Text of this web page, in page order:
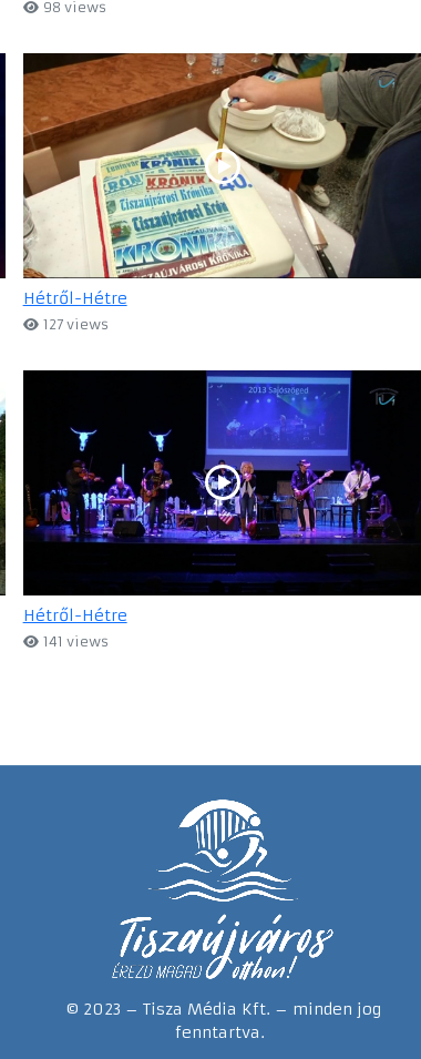
98 views
Hétről-Hétre
127 views
Hétről-Hétre
141 views
© 2023 – Tisza Média Kft. – minden jog
fenntartva.